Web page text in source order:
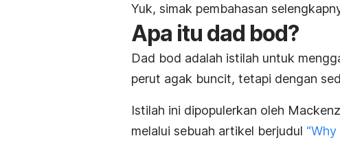
Yuk, simak pembahasan
Apa itu dad bod?
Dad bod adalah istilah untuk
perut agak buncit, tetapi dengan
Istilah ini dipopulerkan oleh
melalui sebuah artikel berjudul